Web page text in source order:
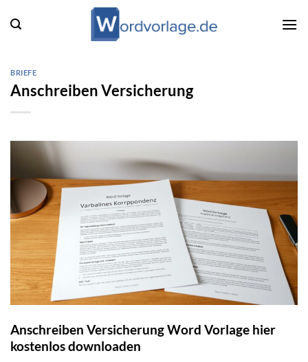
Inhalt
BRIEFE
Anschreiben Versicherung
Anschreiben Versicherung Word Vorlage hier
kostenlos downloaden